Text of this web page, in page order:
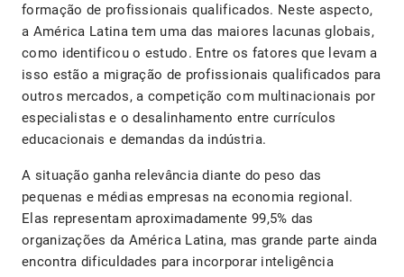
formação de profissionais qualificados. Neste aspecto,
a América Latina tem uma das maiores lacunas globais,
como identificou o estudo. Entre os fatores que levam a
isso estão a migração de profissionais qualificados para
outros mercados, a competição com multinacionais por
especialistas e o desalinhamento entre currículos
educacionais e demandas da indústria.
A situação ganha relevância diante do peso das
pequenas e médias empresas na economia regional.
Elas representam aproximadamente 99,5% das
organizações da América Latina, mas grande parte ainda
encontra dificuldades para incorporar inteligência